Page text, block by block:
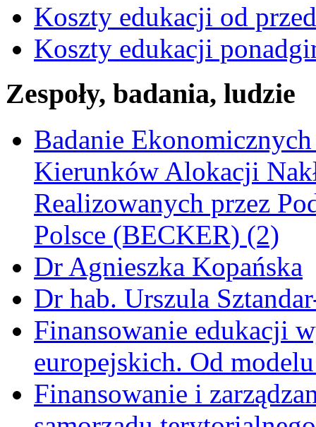
Koszty edukacji od
Koszty edukacji
Zespoły, badania, ludzie
Badanie
Kierunków Alokacji
Realizowanych przez
Polsce (BECKER) (2)
Dr Agnieszka Kopańska
Dr hab. Urszula
Finansowanie edukacji
europejskich. Od
Finansowanie i